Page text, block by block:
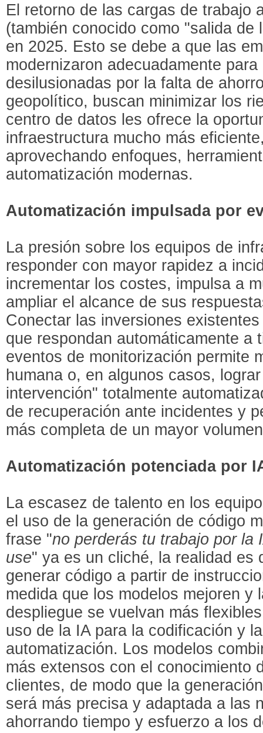
El retorno de las cargas de trabajo
(también conocido como "salida de
en 2025. Esto se debe a que las
modernizaron adecuadamente
desilusionadas por la falta de
geopolítico, buscan minimizar los
centro de datos les ofrece la
infraestructura mucho más
aprovechando enfoques,
automatización modernas.
Automatización impulsada por
La presión sobre los equipos de
responder con mayor rapidez a
incrementar los costes, impulsa a
ampliar el alcance de sus
Conectar las inversiones
que respondan automáticamente a
eventos de monitorización permite
humana o, en algunos casos,
intervención" totalmente
de recuperación ante incidentes y
más completa de un mayor
Automatización potenciada por
La escasez de talento en los
el uso de la generación de código
frase "no perderás tu trabajo por la
use" ya es un cliché, la realidad es
generar código a partir de
medida que los modelos mejoren y
despliegue se vuelvan más
uso de la IA para la codificación y
automatización. Los modelos
más extensos con el conocimiento
clientes, de modo que la
será más precisa y adaptada a las
ahorrando tiempo y esfuerzo a los